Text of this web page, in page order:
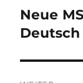
Vorheriger
Beitrag:
Neue
Deutsch